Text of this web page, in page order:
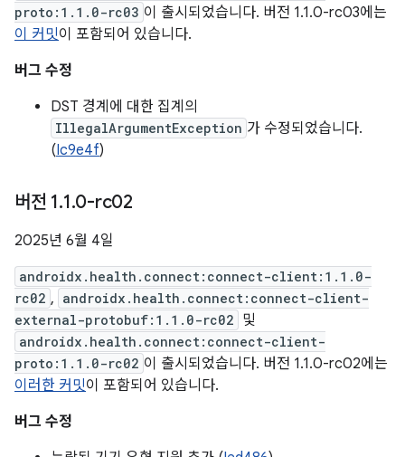
proto:1.1.0-rc03 이 출시되었습니다. 버전 1.1.0-rc03에는
이 커밋이 포함되어 있습니다.
버그 수정
DST 경계에 대한 집계의
IllegalArgumentException 가 수정되었습니다.
(Ic9e4f)
버전 1.1.0-rc02
2025년 6월 4일
androidx.health.connect:connect-client:1.1.0-
rc02 , androidx.health.connect:connect-client-
external-protobuf:1.1.0-rc02 및
androidx.health.connect:connect-client-
proto:1.1.0-rc02 이 출시되었습니다. 버전 1.1.0-rc02에는
이러한 커밋이 포함되어 있습니다.
버그 수정